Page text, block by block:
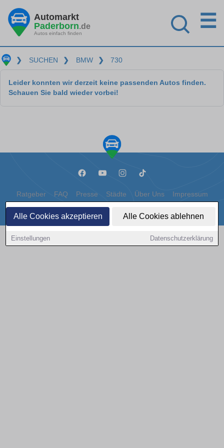
Alle Cookies akzeptieren Alle Cookies ablehnen
Einstellungen Datenschutzerklärung
Automarkt
Paderborn.de
Autos einfach finden
☰
❯ SUCHEN ❯ BMW ❯ 730
Leider konnten wir derzeit keine passenden Autos finden.
Schauen Sie bald wieder vorbei!
Ratgeber FAQ Presse Städte Über Uns Impressum
Datenschutz Cookies
Copyright © 2000 - 2026 | 1A Infosysteme GmbH | Content by: 1a-sites-autos